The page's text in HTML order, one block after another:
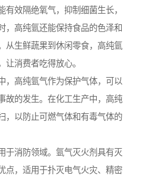
有效隔绝氧气，抑制细菌生长，
，高纯氩还能保持食品的色泽和
从生鲜蔬果到休闲零食，高纯氩
让消费者吃得放心。
，高纯氩气作为保护气体，可以
故的发生。在化工生产中，高纯
，以防止可燃气体和有毒气体的
于消防领域。氩气灭火剂具有灭
点，适用于扑灭电气火灾、精密